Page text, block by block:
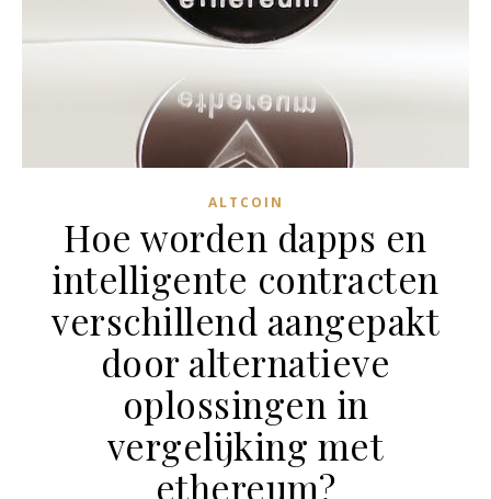
ALTCOIN
Hoe worden dapps en
intelligente contracten
verschillend aangepakt
door alternatieve
oplossingen in
vergelijking met
ethereum?